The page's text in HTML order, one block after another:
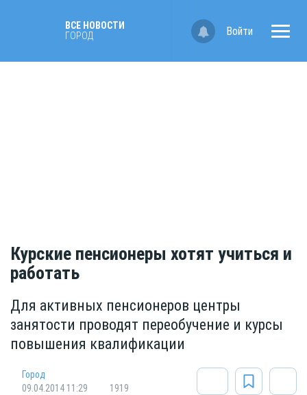
ВСЕ НОВОСТИ
ГОРОД
Войти
Курские пенсионеры хотят учиться и
работать
Для активных пенсионеров центры
занятости проводят переобучение и курсы
повышения квалификации
Город
09.04.2014 11:29
1919